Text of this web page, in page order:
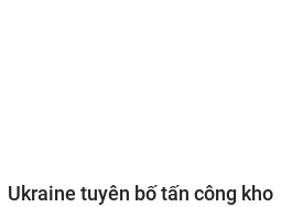
Ukraine tuyên bố tấn công kho